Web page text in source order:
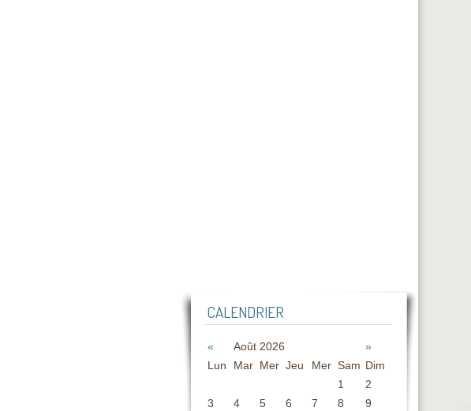
CALENDRIER
« Août 2026
»
Lun
Mar Mer Jeu Mer Sam Dim
1
2
3
4 5 6 7 8
9